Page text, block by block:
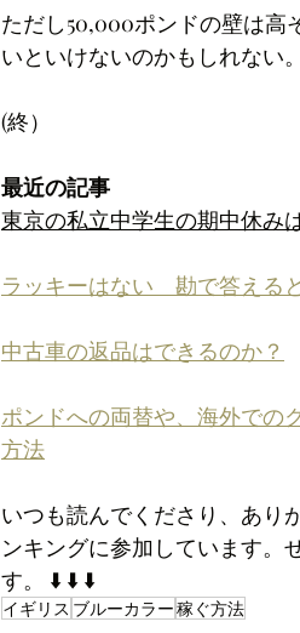
ただし50,000ポンドの壁は高
いといけないのかもしれない。
(終）
最近の記事
東京の私立中学生の期中休み
ラッキーはない　勘で答える
中古車の返品はできるのか？
ポンドへの両替や、海外での
方法
いつも読んでくださり、あり
ンキングに参加しています。
す。 ⬇️ ⬇️ ⬇️
イギリス ブルーカラー稼ぐ方法